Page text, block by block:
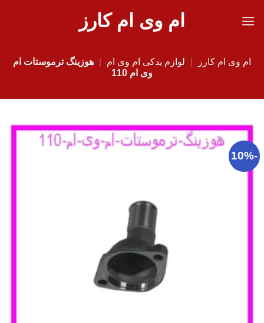
ام وی ام کارز
ام وی ام کارز لوازم یدکی ام وی ام
هوزینگ ترموستات ام
وی ام 110
-10%